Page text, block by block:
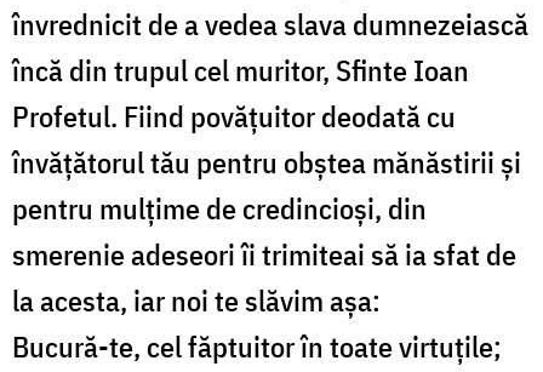
învrednicit de a vedea slava dumnezeiască
încă din trupul cel muritor, Sfinte Ioan
Profetul. Fiind povățuitor deodată cu
învățătorul tău pentru obștea mănăstirii și
pentru mulțime de credincioși, din
smerenie adeseori îi trimiteai să ia sfat de
la acesta, iar noi te slăvim așa:
Bucură-te, cel făptuitor în toate virtuțile;